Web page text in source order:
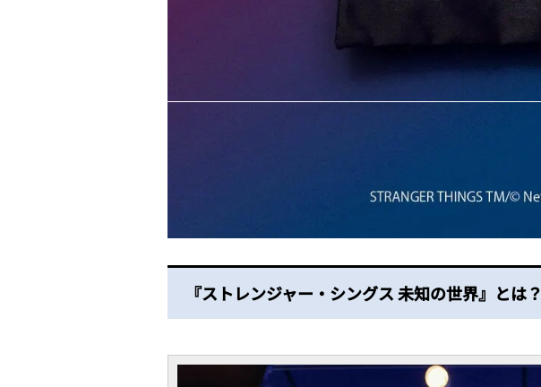
『ストレンジャー・シングス 未知の世界』とは？